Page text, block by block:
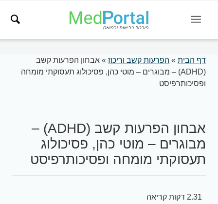
דף הבית» הפרעות קשב וריכוז» אבחון הפרעות קשב
(ADHD) – מבוגרים – מוטי כהן, פסיכולוג תעסוקתי מומחה
ופסיכותרפיסט
אבחון הפרעות קשב (ADHD) –
מבוגרים – מוטי כהן, פסיכולוג
תעסוקתי מומחה ופסיכותרפיסט
2.31 דקות קריאה